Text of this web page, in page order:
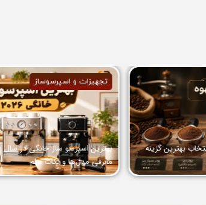
بهترین گزینه
تجهیزات و اسپرسوساز
معرفی مدل‌ها و نکات مهم